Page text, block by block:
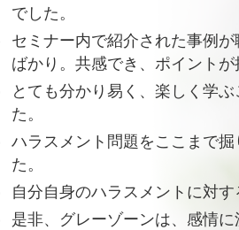
でした。
セミナー内で紹介された事例
ばかり。共感でき、ポイント
とても分かり易く、楽しく学
た。
ハラスメント問題をここまで
た。
自分自身のハラスメントに対
是非、グレーゾーンは、感情